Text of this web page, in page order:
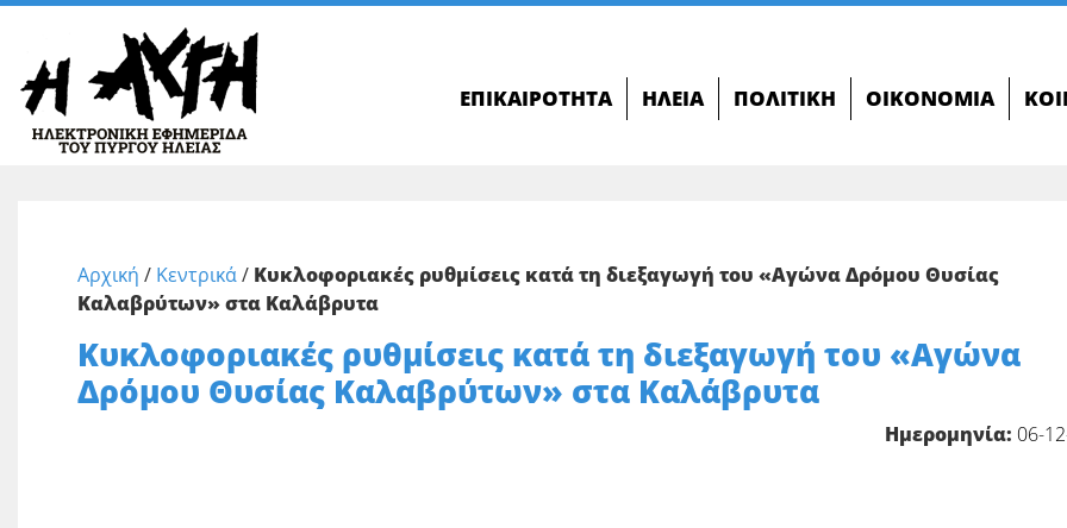
ΕΠΙΚΑΙΡΌΤΗΤΑ ΗΛΕΊΑ ΠΟΛΙΤΙΚΉ ΟΙΚΟΝΟΜΊΑ
Αρχική / Κεντρικά/ Κυκλοφοριακές ρυθμίσεις κατά τη διεξαγωγή του «Αγώνα Δρόμου Θυσίας
Καλαβρύτων» στα Καλάβρυτα
Κυκλοφοριακές ρυθμίσεις κατά τη διεξαγωγή του «Αγώνα
Δρόμου Θυσίας Καλαβρύτων» στα Καλάβρυτα
Ημερομηνία: 06-